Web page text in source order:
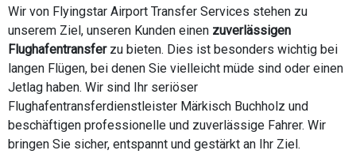
Wir von Flyingstar Airport Transfer Services stehen zu
unserem Ziel, unseren Kunden einen zuverlässigen
Flughafentransferzu bieten. Dies ist besonders wichtig bei
langen Flügen, bei denen Sie vielleicht müde sind oder einen
Jetlag haben. Wir sind Ihr seriöser
Flughafentransferdienstleister Märkisch Buchholz und
beschäftigen professionelle und zuverlässige Fahrer. Wir
bringen Sie sicher, entspannt und gestärkt an Ihr Ziel.